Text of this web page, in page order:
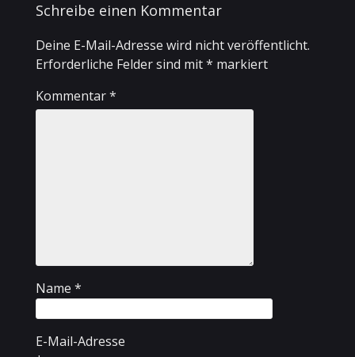
Schreibe einen Kommentar
Deine E-Mail-Adresse wird nicht veröffentlicht.
Erforderliche Felder sind mit* markiert
Kommentar*
Name*
E-Mail-Adresse